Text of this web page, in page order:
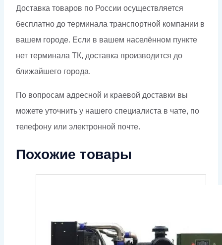
Доставка товаров по России осуществляется
бесплатно до терминала транспортной компании в
вашем городе. Если в вашем населённом пункте
нет терминала ТК, доставка производится до
ближайшего города.
По вопросам адресной и краевой доставки вы
можете уточнить у нашего специалиста в чате, по
телефону или электронной почте.
Похожие товары